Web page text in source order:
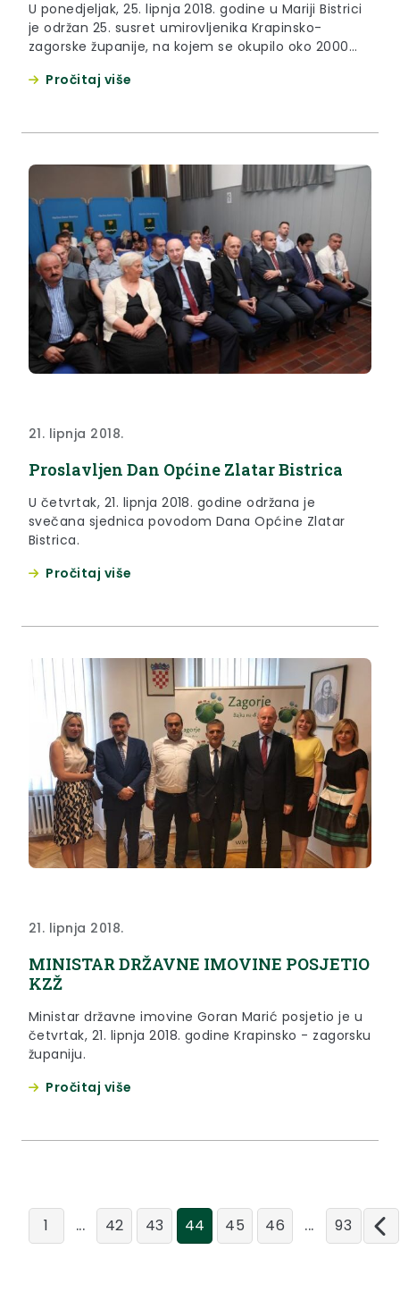
U ponedjeljak, 25. lipnja 2018. godine u Mariji Bistrici
je održan 25. susret umirovljenika Krapinsko-
zagorske županije, na kojem se okupilo oko 2000
Pročitaj više
21. lipnja 2018.
Proslavljen Dan Općine Zlatar Bistrica
U četvrtak, 21. lipnja 2018. godine održana je
svečana sjednica povodom Dana Općine Zlatar
Bistrica.
Pročitaj više
21. lipnja 2018.
MINISTAR DRŽAVNE IMOVINE POSJETIO
KZŽ
Ministar državne imovine Goran Marić posjetio je u
četvrtak, 21. lipnja 2018. godine Krapinsko - zagorsku
županiju.
Pročitaj više
1 ... 42 43 44 45 46 ... 93